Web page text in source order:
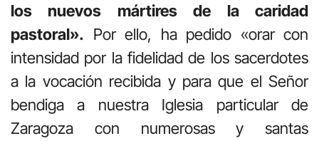
los nuevos mártires de la caridad
pastoral». Por ello, ha pedido «orar con
intensidad por la fidelidad de los sacerdotes
a la vocación recibida y para que el Señor
bendiga a nuestra Iglesia particular de
Zaragoza con numerosas y santas